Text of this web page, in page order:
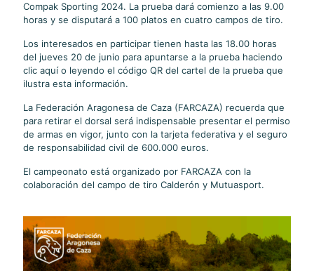
Compak Sporting 2024. La prueba dará comienzo a las 9.00
horas y se disputará a 100 platos en cuatro campos de tiro.
Los interesados en participar tienen hasta las 18.00 horas
del jueves 20 de junio para apuntarse a la prueba haciendo
clic aquí o leyendo el código QR del cartel de la prueba que
ilustra esta información.
La Federación Aragonesa de Caza (FARCAZA) recuerda que
para retirar el dorsal será indispensable presentar el permiso
de armas en vigor, junto con la tarjeta federativa y el seguro
de responsabilidad civil de 600.000 euros.
El campeonato está organizado por FARCAZA con la
colaboración del campo de tiro Calderón y Mutuasport.